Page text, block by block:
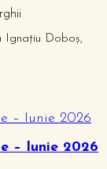
Ignațiu Doboș,
– Iunie 2026